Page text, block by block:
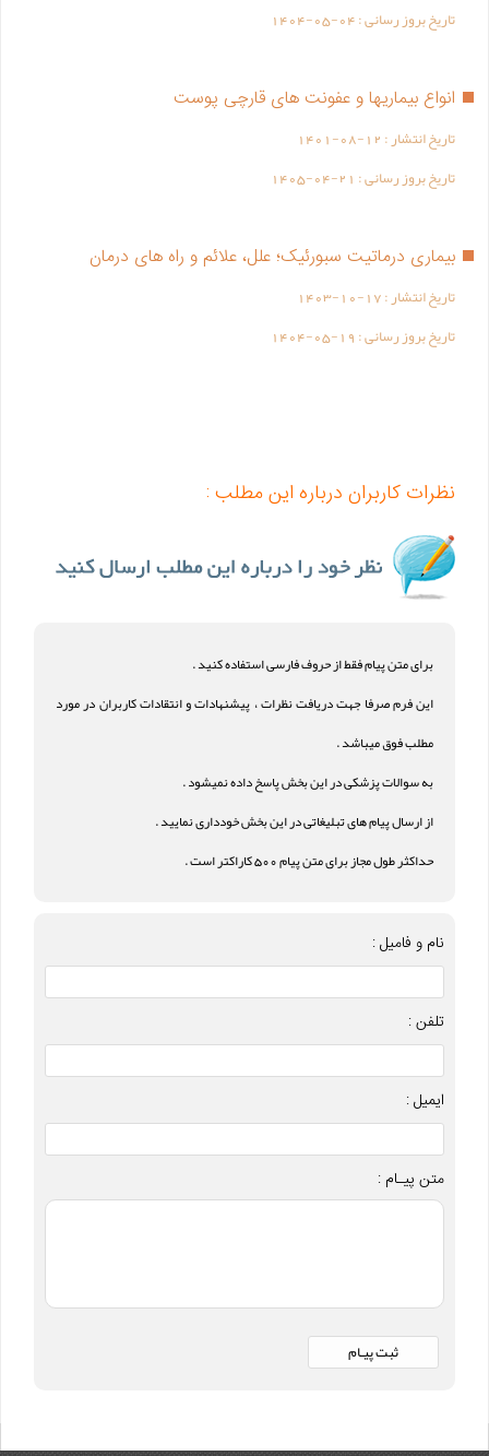
تاریخ بروز رسانی :1404-05-04
انواع بیماریها و عفونت های قارچی پوست
تاریخ انتشار :1401-08-12
تاریخ بروز رسانی : 1405-04-21
بیماری درماتیت سبورئیک؛ علل، علائم و راه های درمان
تاریخ انتشار :1403-10-17
تاریخ بروز رسانی :1404-05-19
نظرات کاربران درباره این مطلب :
برای متن پیام فقط از حروف فارسی استفاده کنید .
این فرم صرفا جهت دریافت نظرات ، پیشنهادات و انتقادات کاربران در مورد
مطلب فوق میباشد .
به سوالات پزشکی در این بخش پاسخ داده نمیشود .
از ارسال پیام های تبلیغاتی در این بخش خودداری نمایید .
حداکثر طول مجاز برای متن پیام 500 کاراکتر است .
نام و فامیل :
تلفن :
ایمیل :
متن پیـام :